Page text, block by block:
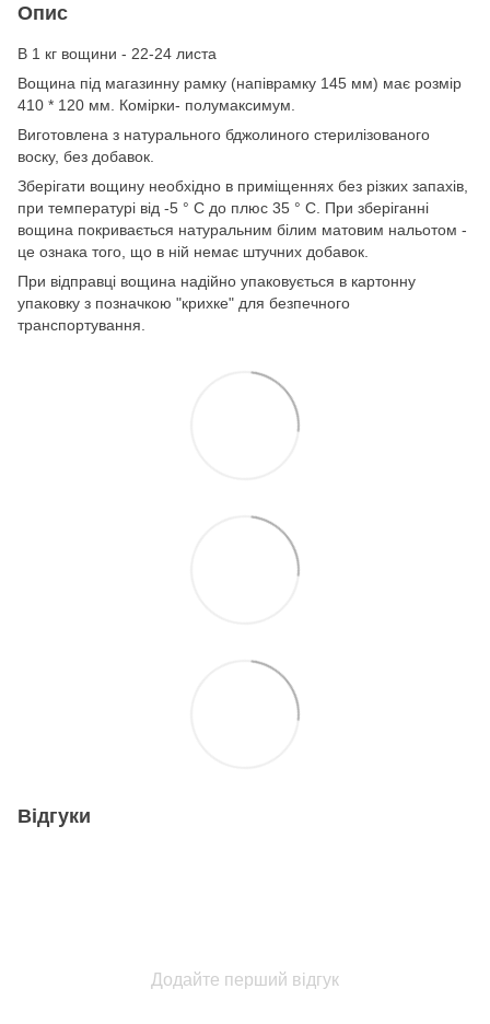
Опис
В 1 кг вощини - 22-24 листа
Вощина під магазинну рамку (напіврамку 145 мм) має розмір
410 * 120 мм. Комірки- полумаксимум.
Виготовлена ​​з натурального бджолиного стерилізованого
воску, без добавок.
Зберігати вощину необхідно в приміщеннях без різких запахів,
при температурі від -5 ° С до плюс 35 ° С. При зберіганні
вощина покривається натуральним білим матовим нальотом -
це ознака того, що в ній немає штучних добавок.
При відправці вощина надійно упаковується в картонну
упаковку з позначкою "крихке" для безпечного
транспортування.
Відгуки
Додайте перший відгук